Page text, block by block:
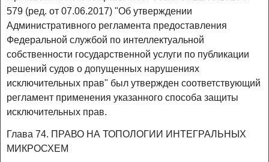
579 (ред. от 07.06.2017) "Об утверждении
Административного регламента предоставления
Федеральной службой по интеллектуальной
собственности государственной услуги по публикации
решений судов о допущенных нарушениях
исключительных прав" был утвержден соответствующий
регламент применения указанного способа защиты
исключительных прав.
Глава 74. ПРАВО НА ТОПОЛОГИИ ИНТЕГРАЛЬНЫХ
МИКРОСХЕМ